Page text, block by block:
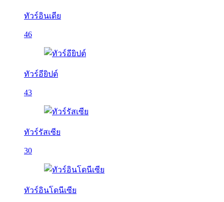
ทัวร์อินเดีย
46
ทัวร์อียิปต์
43
ทัวร์รัสเซีย
30
ทัวร์อินโดนีเซีย